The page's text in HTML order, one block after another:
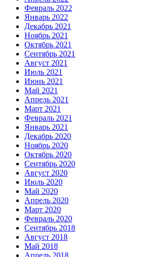
Февраль 2022
Январь 2022
Декабрь 2021
Ноябрь 2021
Октябрь 2021
Сентябрь 2021
Август 2021
Июль 2021
Июнь 2021
Май 2021
Апрель 2021
Март 2021
Февраль 2021
Январь 2021
Декабрь 2020
Ноябрь 2020
Октябрь 2020
Сентябрь 2020
Август 2020
Июль 2020
Май 2020
Апрель 2020
Март 2020
Февраль 2020
Сентябрь 2018
Август 2018
Май 2018
Апрель 2018